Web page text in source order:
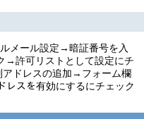
メール設定→暗証番号を入
→許可リストとして設定にチ
ドレスの追加→フォーム欄
スを有効にするにチェック